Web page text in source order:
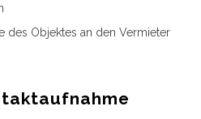
des Objektes an den Vermieter